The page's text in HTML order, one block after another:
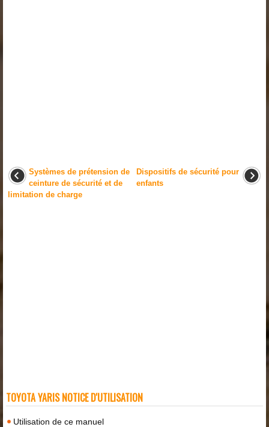
Systèmes de prétension de
ceinture de sécurité et de
limitation de charge
Dispositifs de sécurité pour
enfants
TOYOTA YARIS NOTICE D'UTILISATION
Utilisation de ce manuel